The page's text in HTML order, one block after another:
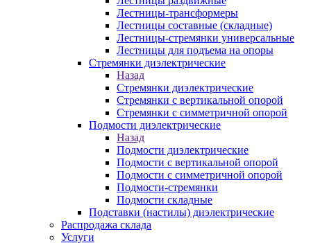
Лестницы-трансформеры
Лестницы составные (складные)
Лестницы-стремянки универсальные
Лестницы для подъема на опоры
Стремянки диэлектрические
Назад
Стремянки диэлектрические
Стремянки с вертикальной опорой
Стремянки с симметричной опорой
Подмости диэлектрические
Назад
Подмости диэлектрические
Подмости с вертикальной опорой
Подмости с симметричной опорой
Подмости-стремянки
Подмости складные
Подставки (настилы) диэлектрические
Распродажа склада
Услуги